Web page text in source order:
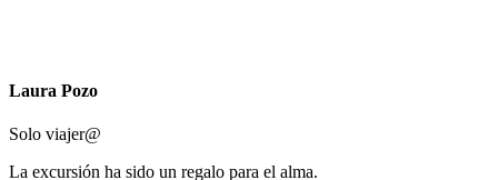
Laura Pozo
Solo viajer@
La excursión ha sido un regalo para el alma.